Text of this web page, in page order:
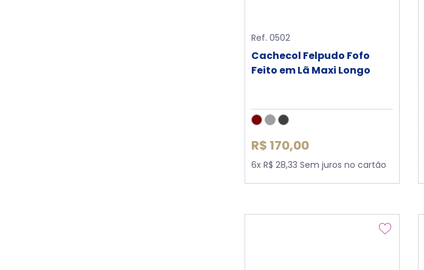
Ref. 0502
Cachecol Felpudo Fofo
Feito em Lã Maxi Longo
R$ 170,00
6x R$ 28,33 Sem juros no cartão